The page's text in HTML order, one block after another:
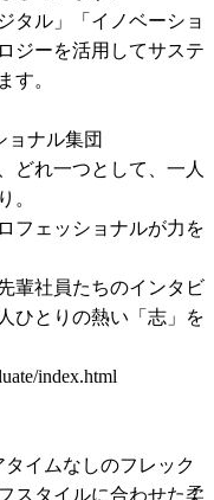
タル」「イノベーショ
ジーを活用してサステ
す。
ョナル集団
どれ一つとして、一人
。
フェッショナルが力を
輩社員たちのインタビ
ひとりの熱い「志」を
index.html
タイムなしのフレック
スタイルに合わせた柔